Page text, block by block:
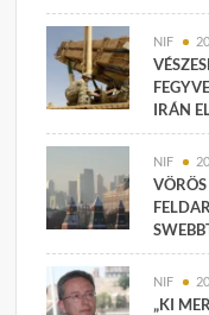
NIF
IRÁN
NIF
NIF
„KI